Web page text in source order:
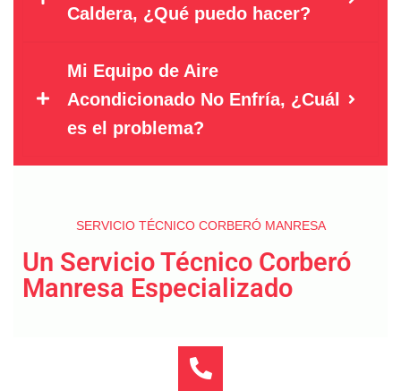
Caldera, ¿Qué puedo hacer?
Mi Equipo de Aire
Acondicionado No Enfría, ¿Cuál
es el problema?
SERVICIO TÉCNICO CORBERÓ MANRESA
Un Servicio Técnico Corberó
Manresa Especializado